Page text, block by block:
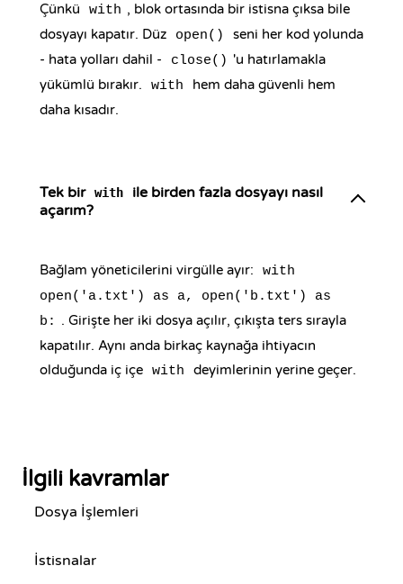
Çünkü with , blok ortasında bir istisna çıksa bile
dosyayı kapatır. Düz
open()
seni her kod yolunda
- hata yolları dahil -
close() 'u hatırlamakla
yükümlü bırakır.
with
hem daha güvenli hem
daha kısadır.
Tek bir with
ile birden fazla dosyayı nasıl
açarım?
Bağlam yöneticilerini virgülle ayır:
with
open('a.txt') as a, open('b.txt') as
b: . Girişte her iki dosya açılır, çıkışta ters sırayla
kapatılır. Aynı anda birkaç kaynağa ihtiyacın
olduğunda iç içe with deyimlerinin yerine geçer.
İlgili kavramlar
Dosya İşlemleri
İstisnalar